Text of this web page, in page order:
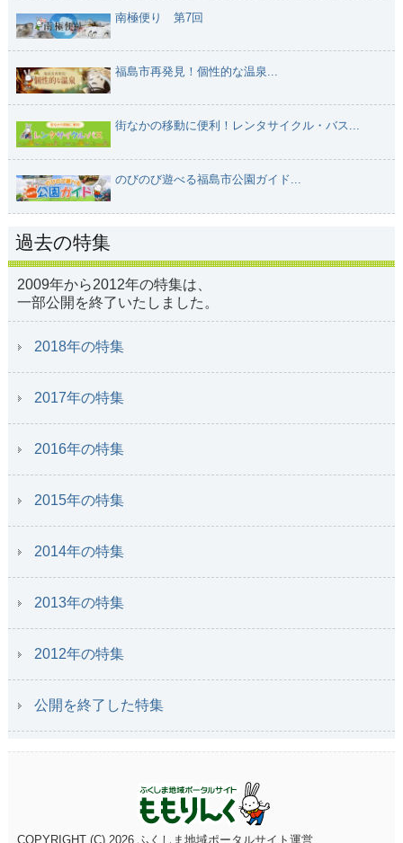
南極便り 第7回
福島市再発見！個性的な温泉...
街なかの移動に便利！レンタサイクル・バス...
のびのび遊べる福島市公園ガイド...
過去の特集
2009年から2012年の特集は、
一部公開を終了いたしました。
2018年の特集
2017年の特集
2016年の特集
2015年の特集
2014年の特集
2013年の特集
2012年の特集
公開を終了した特集
COPYRIGHT (C) 2026 ふくしま地域ポータルサイト運営